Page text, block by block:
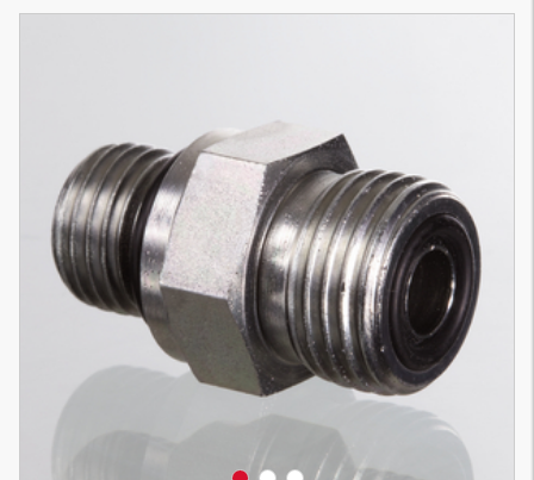
Modelo 3D